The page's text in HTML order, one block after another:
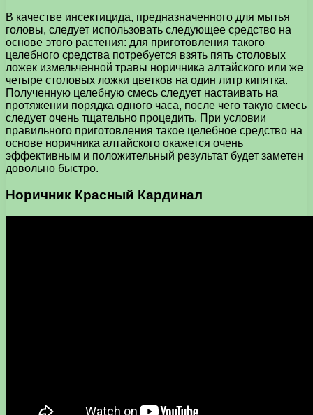
В качестве инсектицида, предназначенного для мытья
головы, следует использовать следующее средство на
основе этого растения: для приготовления такого
целебного средства потребуется взять пять столовых
ложек измельченной травы норичника алтайского или же
четыре столовых ложки цветков на один литр кипятка.
Полученную целебную смесь следует настаивать на
протяжении порядка одного часа, после чего такую смесь
следует очень тщательно процедить. При условии
правильного приготовления такое целебное средство на
основе норичника алтайского окажется очень
эффективным и положительный результат будет заметен
довольно быстро.
Норичник Красный Кардинал